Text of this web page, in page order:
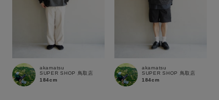
akamatsu
SUPER SHOP 鳥取店
184cm
akamatsu
SUPER SHOP 鳥取店
184cm